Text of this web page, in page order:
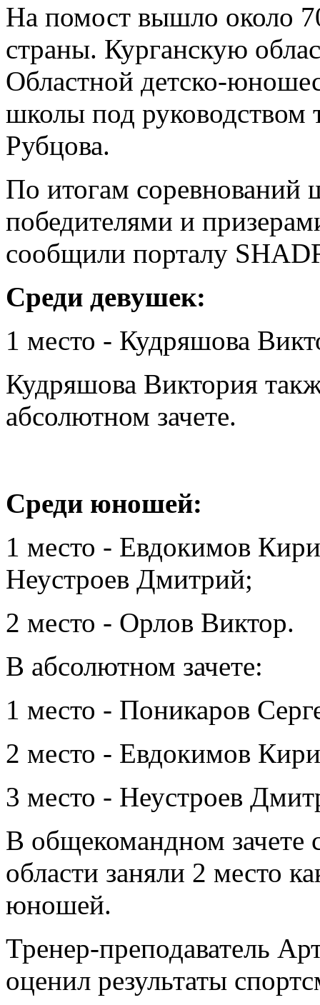
На помост вышло около
страны. Курганскую
Областной детско-
школы под руководством
Рубцова.
По итогам соревнований
победителями и
сообщили порталу
Среди девушек:
1 место - Кудряшова
Кудряшова Виктория
абсолютном зачете.
Среди юношей:
1 место - Евдокимов
Неустроев Дмитрий;
2 место - Орлов Виктор.
В абсолютном зачете:
1 место - Поникаров
2 место - Евдокимов
3 место - Неустроев
В общекомандном зачете
области заняли 2 место
юношей.
Тренер-преподаватель
оценил результаты